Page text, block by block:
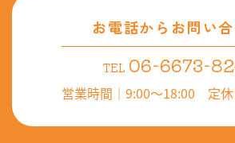
お電話からお問い
TEL 06-6673-
営業時間｜9:00～18:00 定